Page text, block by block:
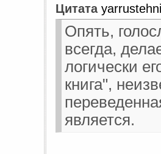
Цитата
Опять,
всегда,
логически
книга",
является.